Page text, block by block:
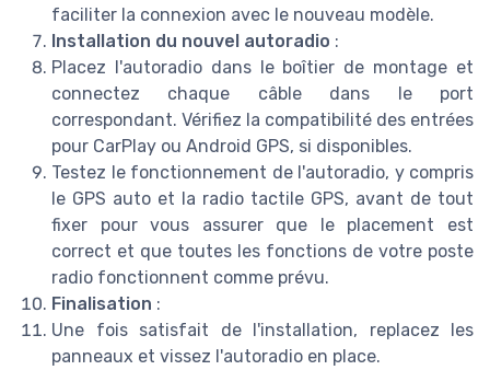
faciliter la connexion avec le nouveau modèle.
Installation du nouvel autoradio :
Placez l'autoradio dans le boîtier de montage et
connectez chaque câble dans le port
correspondant. Vérifiez la compatibilité des entrées
pour CarPlay ou Android GPS, si disponibles.
Testez le fonctionnement de l'autoradio, y compris
le GPS auto et la radio tactile GPS, avant de tout
fixer pour vous assurer que le placement est
correct et que toutes les fonctions de votre poste
radio fonctionnent comme prévu.
Finalisation :
Une fois satisfait de l'installation, replacez les
panneaux et vissez l'autoradio en place.